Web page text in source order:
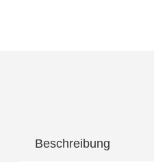
Beschreibung